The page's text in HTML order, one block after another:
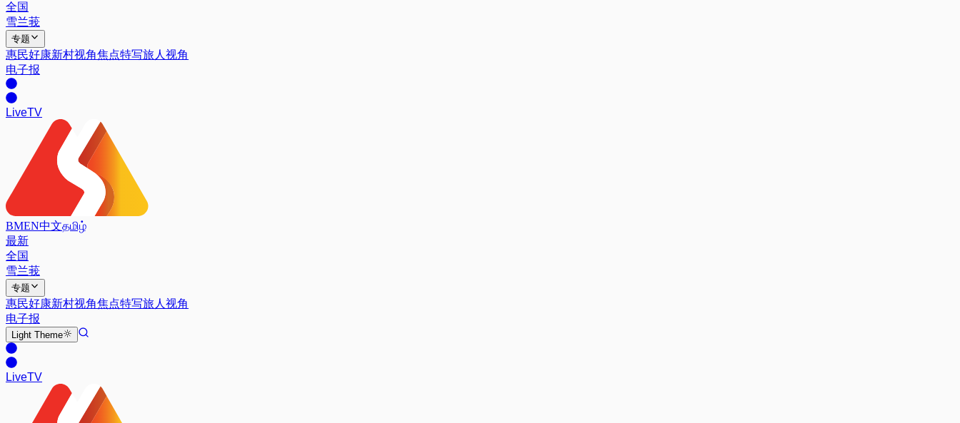
全国
雪兰莪
专题
惠民好康新村视角焦点特写旅人视角
电子报
LiveTV
BMEN中文தமிழ்
最新
全国
雪兰莪
专题
惠民好康新村视角焦点特写旅人视角
电子报
Light Theme
LiveTV